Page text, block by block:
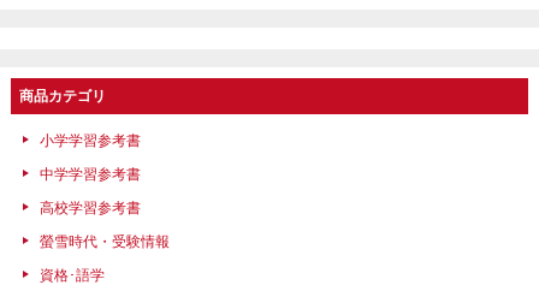
商品カテゴリ
小学学習参考書
中学学習参考書
高校学習参考書
螢雪時代・受験情報
資格･語学